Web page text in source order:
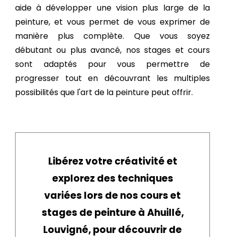
aide à développer une vision plus large de la
peinture, et vous permet de vous exprimer de
manière plus complète. Que vous soyez
débutant ou plus avancé, nos stages et cours
sont adaptés pour vous permettre de
progresser tout en découvrant les multiples
possibilités que l'art de la peinture peut offrir.
Libérez votre créativité et
explorez des techniques
variées lors de nos cours et
stages de peinture à Ahuillé,
Louvigné, pour découvrir de